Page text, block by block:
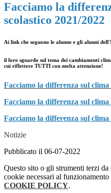
Facciamo la
scolastico 2021/2022
Ai link che seguono le alunne e gli alunni
il loro sguardo sul tema dei cambiamenti
cui riflettere TUTTI con molta attenzione!
Facciamo la differenza sul
Facciamo la differenza sul
Facciamo la differenza sul
Notizie
Pubblicato il 06-07-2022
Questo sito o gli strumenti terzi
cookie necessari al
COOKIE POLICY.